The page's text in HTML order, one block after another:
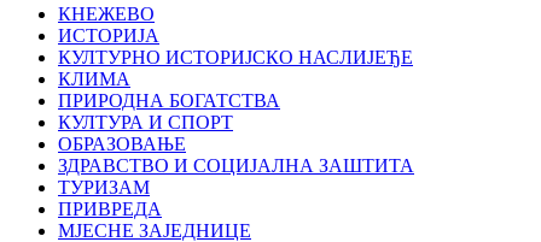
КНЕЖЕВО
ИСТОРИЈА
КУЛТУРНО ИСТОРИЈСКО НАСЛИЈЕЂЕ
КЛИМА
ПРИРОДНА БОГАТСТВА
КУЛТУРА И СПОРТ
ОБРАЗОВАЊЕ
ЗДРАВСТВО И СОЦИЈАЛНА ЗАШТИТА
ТУРИЗАМ
ПРИВРЕДА
МЈЕСНЕ ЗАЈЕДНИЦЕ